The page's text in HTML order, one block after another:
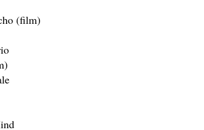
(film)